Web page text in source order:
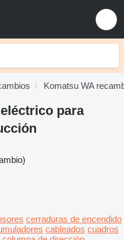
Komatsu WA
para
cerraduras de encendido
cableados cuadros